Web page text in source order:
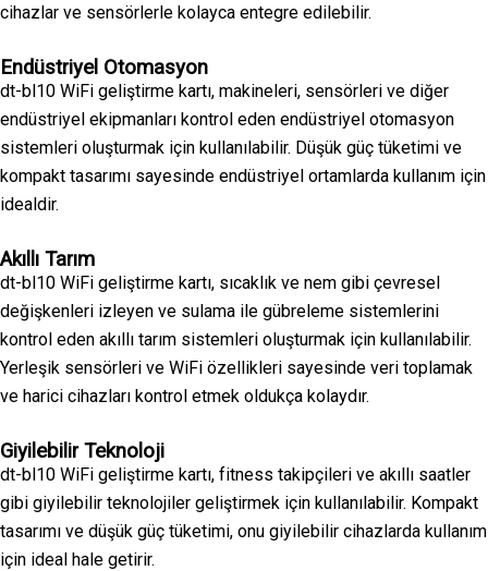
cihazlar ve sensörlerle kolayca entegre edilebilir.
Endüstriyel Otomasyon
dt-bl10 WiFi geliştirme kartı, makineleri, sensörleri ve diğer
endüstriyel ekipmanları kontrol eden endüstriyel otomasyon
sistemleri oluşturmak için kullanılabilir. Düşük güç tüketimi ve
kompakt tasarımı sayesinde endüstriyel ortamlarda kullanım için
idealdir.
Akıllı Tarım
dt-bl10 WiFi geliştirme kartı, sıcaklık ve nem gibi çevresel
değişkenleri izleyen ve sulama ile gübreleme sistemlerini
kontrol eden akıllı tarım sistemleri oluşturmak için kullanılabilir.
Yerleşik sensörleri ve WiFi özellikleri sayesinde veri toplamak
ve harici cihazları kontrol etmek oldukça kolaydır.
Giyilebilir Teknoloji
dt-bl10 WiFi geliştirme kartı, fitness takipçileri ve akıllı saatler
gibi giyilebilir teknolojiler geliştirmek için kullanılabilir. Kompakt
tasarımı ve düşük güç tüketimi, onu giyilebilir cihazlarda kullanım
için ideal hale getirir.